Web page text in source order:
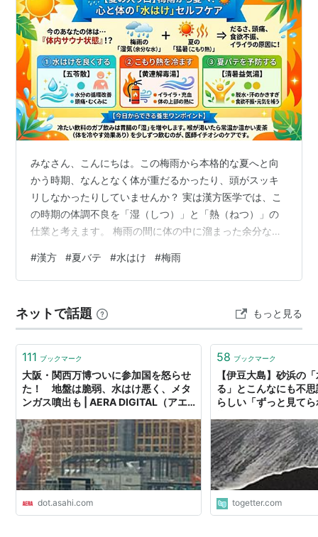
みなさん、こんにちは。この梅雨から本格的な夏へと向
かう時期、なんとなく体が重だるかったり、頭がスッキ
リしなかったりしていませんか？ 実は漢方医学では、こ
の時期の体調不良を「湿（しつ）」と「熱（ねつ）」の
仕業と考えます。 梅雨の間に体の中に溜まった余分な水
と、まるで体の中が「サウナ状態」になってしまうので
す。これが、だるさ、食欲不振、むくみ、そして熱中症
期に心と体の「水はけ」を良くし、夏を元気に乗り切る
ための、おすすめ漢方薬をご紹介します。 ① 体の「サ
ウナ状態」をスッキリさせる：五苓散（ごれい…
#漢方 #夏バテ #水はけ #梅雨
ネットで話題 もっと見る
111 ブックマーク
大阪・関西万博ついに参加国を怒らせ
た！ 地盤は脆弱、水はけ悪く、メタ
ンガス噴出も | AERA DIGITAL（アエ
dot.asahi.com
58 ブックマーク
【伊豆大島】砂浜の
る」とこんなにも不
らしい「ずっと見て
togetter.com